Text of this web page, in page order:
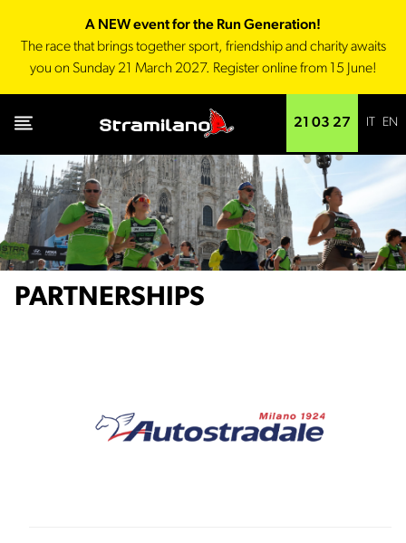
A NEW event for the Run Generation!
The race that brings together sport, friendship and charity awaits
you on Sunday 21 March 2027. Register online from 15 June!
21 03 27 EN
PARTNERSHIPS